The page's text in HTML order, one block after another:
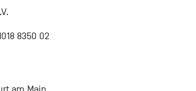
8350 02